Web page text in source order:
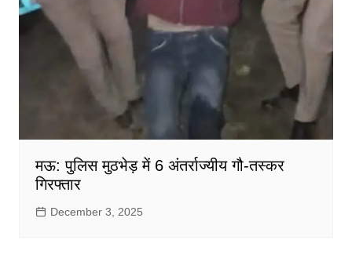
मऊ: पुलिस मुठभेड़ में 6 अंतर्राज्यीय गौ-तस्कर
गिरफ्तार
December 3, 2025